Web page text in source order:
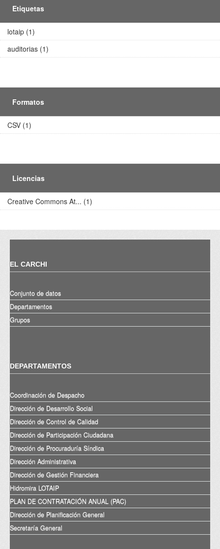
Etiquetas
lotaip (1)
auditorias (1)
Formatos
CSV (1)
Licencias
Creative Commons At... (1)
EL CARCHI
Conjunto de datos
Departamentos
Grupos
DEPARTAMENTOS
Coordinación de Despacho
Dirección de Desarrollo Social
Dirección de Control de Calidad
Dirección de Participación Ciudadana
Dirección de Procuraduría Síndica
Dirección Administrativa
Dirección de Gestión Financiera
Hidromira LOTAIP
PLAN DE CONTRATACIÓN ANUAL (PAC)
Dirección de Planificación General
Secretaría General